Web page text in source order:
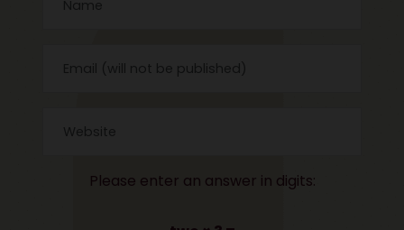
Please enter an answer in digits: